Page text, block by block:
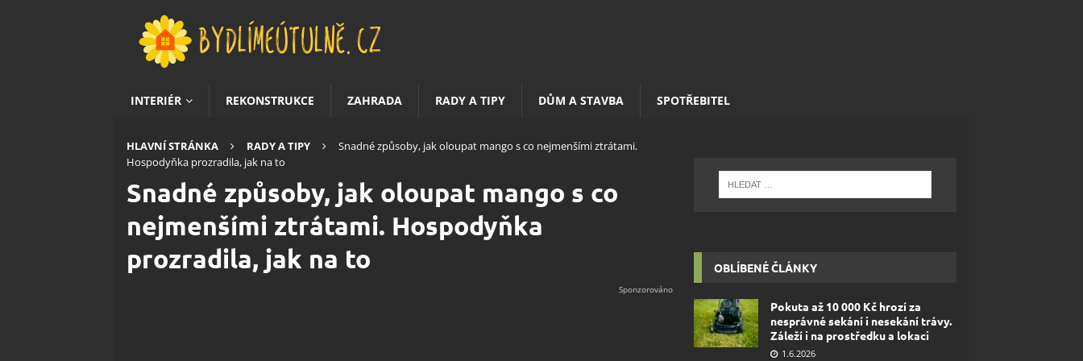
INTERIÉR REKONSTRUKCE ZAHRADA RADY A TIPY DŮM A STAVBA SPOTŘEBITEL
HLAVNÍ STRÁNKA RADY A TIPY
Snadné způsoby, jak oloupat mango s co nejmenšími ztrátami.
Hospodyňka prozradila, jak na to
Snadné způsoby, jak oloupat mango s co
nejmenšími ztrátami. Hospodyňka
prozradila, jak na to
OBLÍBENÉ ČLÁNKY
Pokuta až 10 000 Kč hrozí za
nesprávné sekání i nesekání trávy.
Záleží i na prostředku a lokaci
1.6.2026